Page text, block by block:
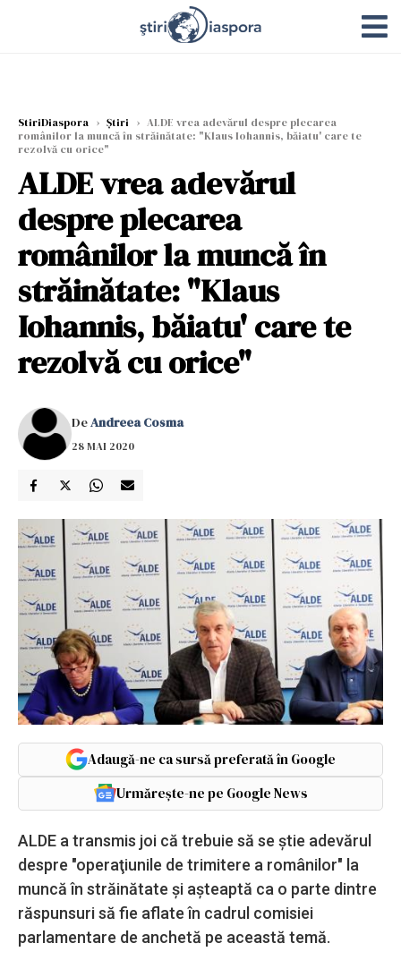
StiriDiaspora › Știri › ALDE vrea adevărul despre plecarea
românilor la muncă în străinătate: "Klaus Iohannis, băiatu' care te
rezolvă cu orice"
ALDE vrea adevărul
despre plecarea
românilor la muncă în
străinătate: "Klaus
Iohannis, băiatu' care te
rezolvă cu orice"
DeAndreea Cosma
28 MAI 2020
Adaugă-ne ca sursă preferată în Google
Urmărește-ne pe Google News
ALDE a transmis joi că trebuie să se ştie adevărul
despre "operaţiunile de trimitere a românilor" la
muncă în străinătate şi aşteaptă ca o parte dintre
răspunsuri să fie aflate în cadrul comisiei
parlamentare de anchetă pe această temă.